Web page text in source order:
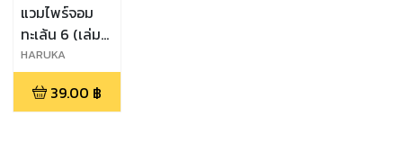
แวมไพร์จอม
ทะเล้น 6 (เล่ม
จบ)
HARUKA
FUKUSHIMA
39.00 ฿